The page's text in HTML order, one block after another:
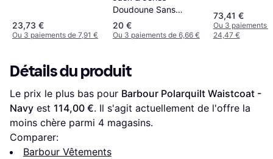
23,73 €
Ou 3 paiements de 7,91 €
Doudoune Sans
Manches
20 €
Ou 3 paiements de 6,66 €
73,41 €
Ou 3 paiements
24,47 €
Détails du produit
Le prix le plus bas pour Barbour Polarquilt Waistcoat -
Navy est 114,00 €. Il s'agit actuellement de l'offre la
moins chère parmi 4 magasins.
Comparer:
Barbour Vêtements